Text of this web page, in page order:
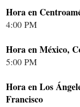
Hora en
4:00 PM
Hora en México,
5:00 PM
Hora en Los
Francisco